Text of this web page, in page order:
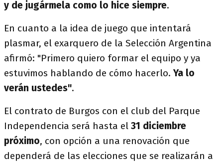
y de jugármela como lo hice siempre.
En cuanto a la idea de juego que intentará
plasmar, el exarquero de la Selección Argentina
afirmó: "Primero quiero formar el equipo y ya
estuvimos hablando de cómo hacerlo. Ya lo
verán ustedes".
El contrato de Burgos con el club del Parque
Independencia será hasta el 31 diciembre
próximo, con opción a una renovación que
dependerá de las elecciones que se realizarán a